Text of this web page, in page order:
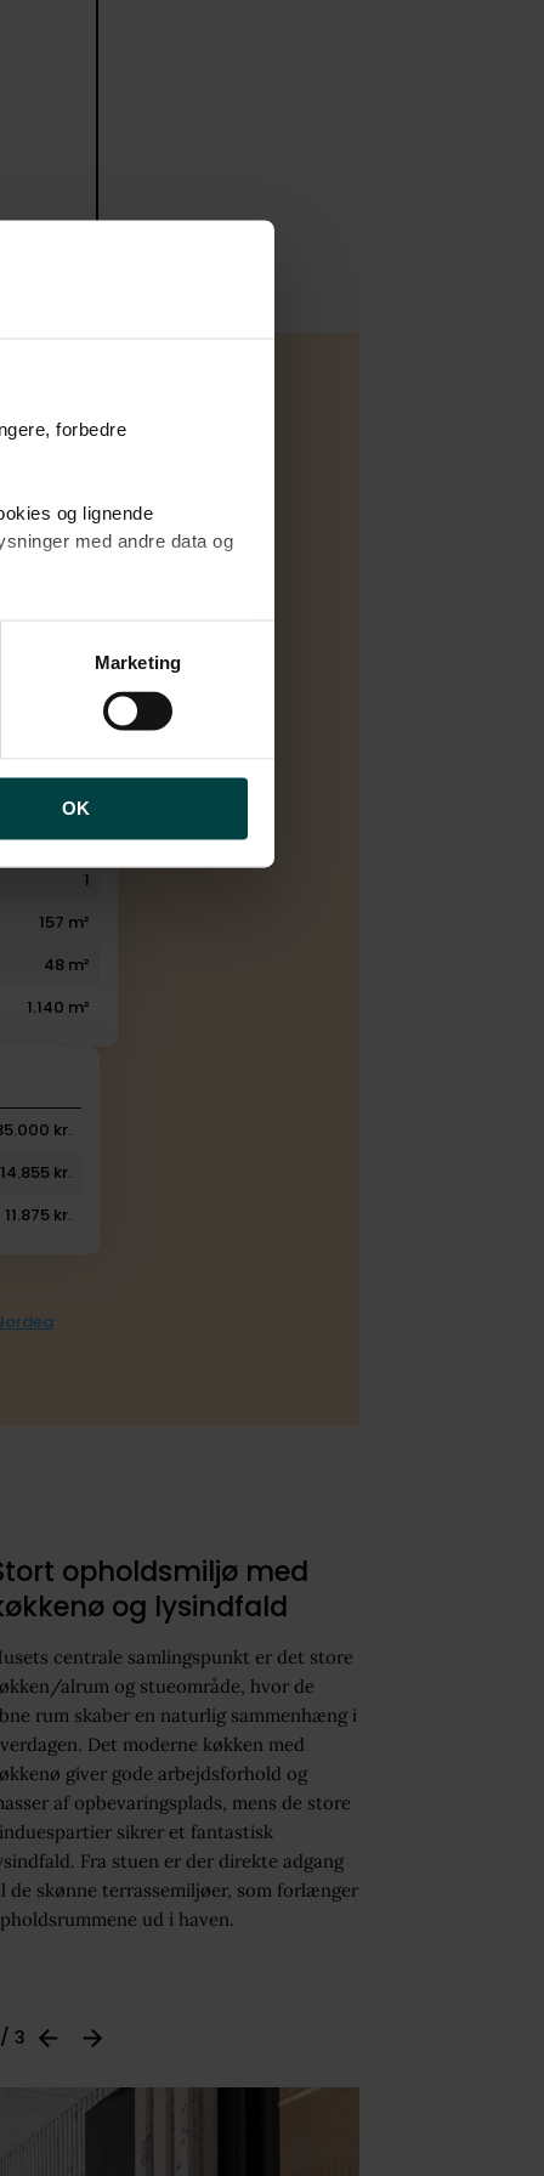
forbedre
og lignende
med andre data og
af cookies samt
af personoplysninger
Marketing
OK
Salg
2
1
157 m²
48 m²
1.140 m²
kr.
14.855 kr.
11.875 kr.
opholdsmiljø med
og lysindfald
centrale samlingspunkt er det store
alrum og stueområde, hvor de
rum skaber en naturlig sammenhæng i
Det moderne køkken med
giver gode arbejdsforhold og
af opbevaringsplads, mens de store
sikrer et fantastisk
Fra stuen er der direkte adgang
de skønne terrassemiljøer, som forlænger
ud i haven.
3